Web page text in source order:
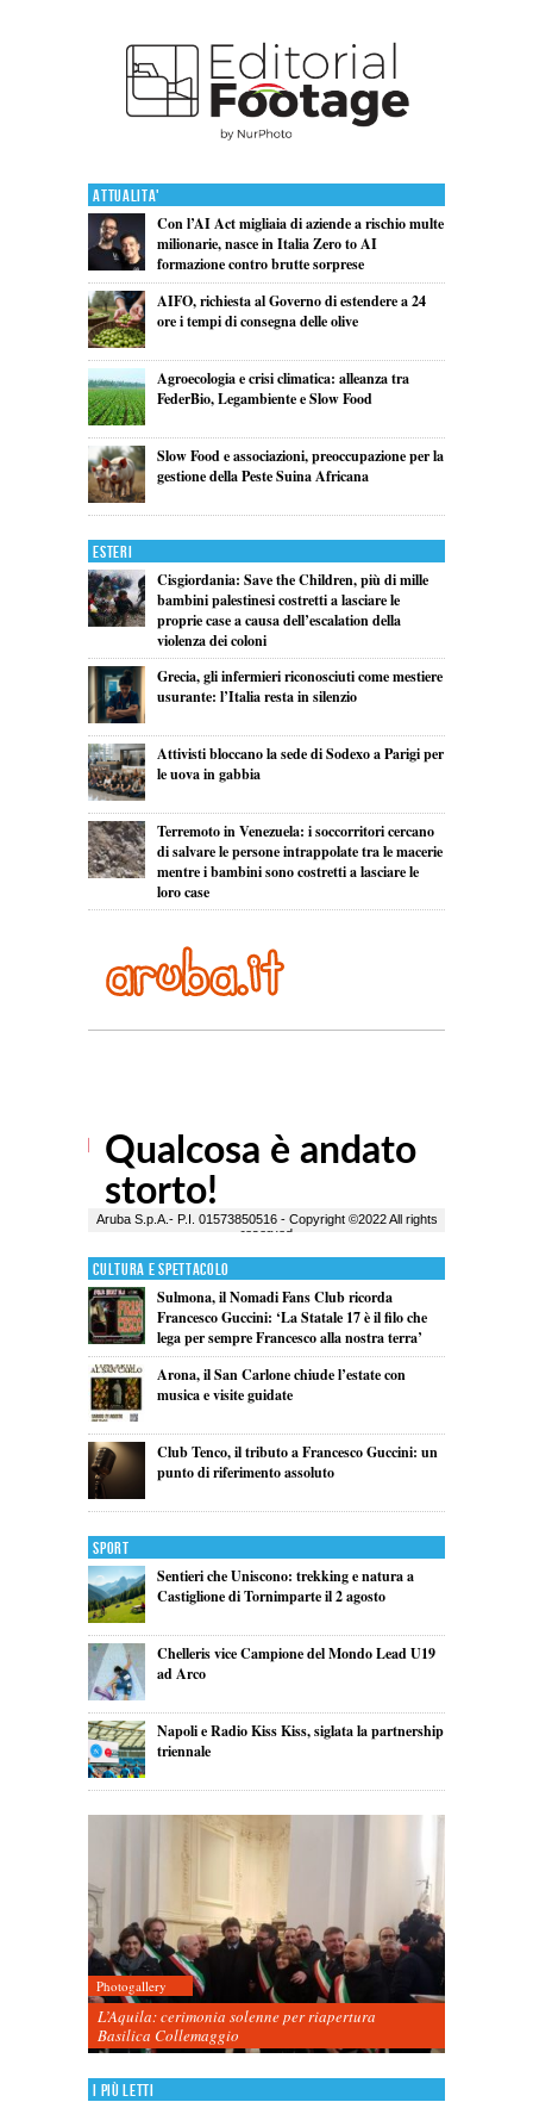
Attualita'
Con l’AI Act migliaia di aziende a rischio multe
milionarie, nasce in Italia Zero to AI
formazione contro brutte sorprese
AIFO, richiesta al Governo di estendere a 24
ore i tempi di consegna delle olive
Agroecologia e crisi climatica: alleanza tra
FederBio, Legambiente e Slow Food
Slow Food e associazioni, preoccupazione per la
gestione della Peste Suina Africana
Esteri
Cisgiordania: Save the Children, più di mille
bambini palestinesi costretti a lasciare le
proprie case a causa dell’escalation della
violenza dei coloni
Grecia, gli infermieri riconosciuti come mestiere
usurante: l’Italia resta in silenzio
Attivisti bloccano la sede di Sodexo a Parigi per
le uova in gabbia
Terremoto in Venezuela: i soccorritori cercano
di salvare le persone intrappolate tra le macerie
mentre i bambini sono costretti a lasciare le
loro case
Cultura e Spettacolo
Sulmona, il Nomadi Fans Club ricorda
Francesco Guccini: ‘La Statale 17 è il filo che
lega per sempre Francesco alla nostra terra’
Arona, il San Carlone chiude l’estate con
musica e visite guidate
Club Tenco, il tributo a Francesco Guccini: un
punto di riferimento assoluto
Sport
Sentieri che Uniscono: trekking e natura a
Castiglione di Tornimparte il 2 agosto
Chelleris vice Campione del Mondo Lead U19
ad Arco
Napoli e Radio Kiss Kiss, siglata la partnership
triennale
Photogallery
L’Aquila: cerimonia solenne per riapertura
Basilica Collemaggio
I più letti